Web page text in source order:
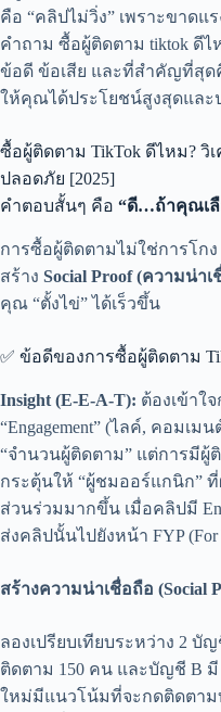
คือ “คลิปไม่วิ่ง” เพราะขาดแ
คำถาม ซื้อผู้ติดตาม tiktok ดีไ
ข้อดี ข้อเสีย และที่สำคัญที่สุด
ให้คุณได้ประโยชน์สูงสุดและ
ซื้อผู้ติดตาม TikTok ดีไหม? วิ
ปลอดภัย [2025]
คำตอบสั้นๆ คือ “ดี…ถ้าคุณเลื
การซื้อผู้ติดตามไม่ใช่การโกง
สร้าง Social Proof (ความน่า
คุณ “ตั้งไข่” ได้เร็วขึ้น
✅ ข้อดีของการซื้อผู้ติดตาม
Insight (E-E-A-T): ต้องเข้าใ
“Engagement” (ไลค์, คอมเ
“จำนวนผู้ติดตาม” แต่การมีผู้
กระตุ้นให้ “ผู้ชมออร์แกนิก”
ส่วนร่วมมากขึ้น เมื่อคลิปมี
ส่งคลิปนั้นไปยังหน้า FYP
สร้างความน่าเชื่อถือ (Social
ลองเปรียบเทียบระหว่าง 2
ติดตาม 150 คน และบัญชี B
ใหม่มีแนวโน้มที่จะกดติดตาม